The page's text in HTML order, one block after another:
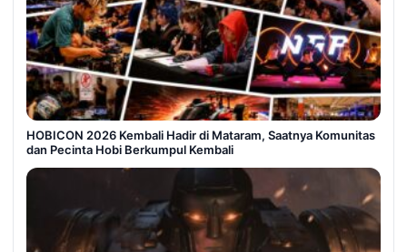
HOBICON 2026 Kembali Hadir di Mataram, Saatnya Komunitas
dan Pecinta Hobi Berkumpul Kembali